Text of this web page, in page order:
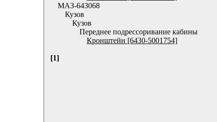
МАЗ-643068
Кузов
Кузов
Переднее подрессоривание кабины
Кронштейн [6430-5001754]
[1]